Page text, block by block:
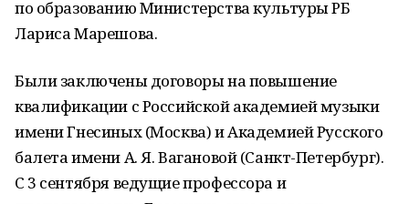
по образованию Министерства культуры РБ
Лариса Марешова.
Были заключены договоры на повышение
квалификации с Российской академией музыки
имени Гнесиных (Москва) и Академией Русского
балета имени А. Я. Вагановой (Санкт-Петербург).
С 3 сентября ведущие профессора и